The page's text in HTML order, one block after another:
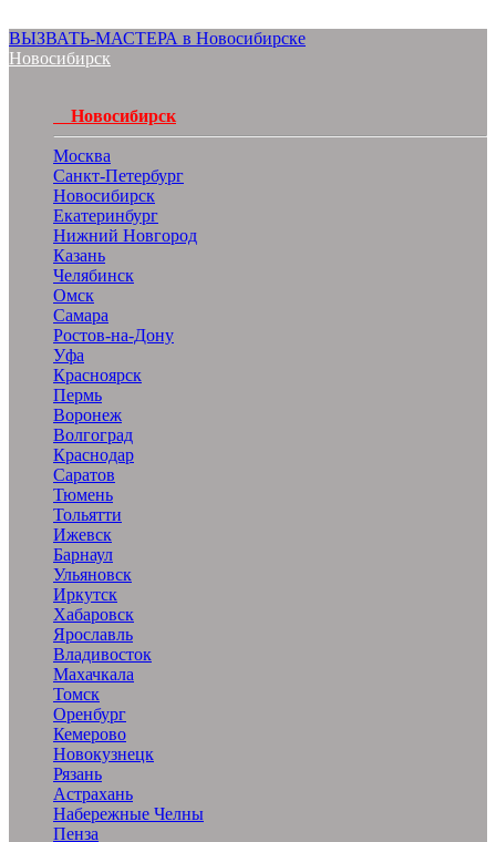
ВЫЗВАТЬ-МАСТЕРА в Новосибирске
Новосибирск
Новосибирск
Москва
Санкт-Петербург
Новосибирск
Екатеринбург
Нижний Новгород
Казань
Челябинск
Омск
Самара
Ростов-на-Дону
Уфа
Красноярск
Пермь
Воронеж
Волгоград
Краснодар
Саратов
Тюмень
Тольятти
Ижевск
Барнаул
Ульяновск
Иркутск
Хабаровск
Ярославль
Владивосток
Махачкала
Томск
Оренбург
Кемерово
Новокузнецк
Рязань
Астрахань
Набережные Челны
Пенза